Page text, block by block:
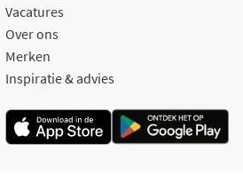
Vacatures
Over ons
Merken
Inspiratie & advies